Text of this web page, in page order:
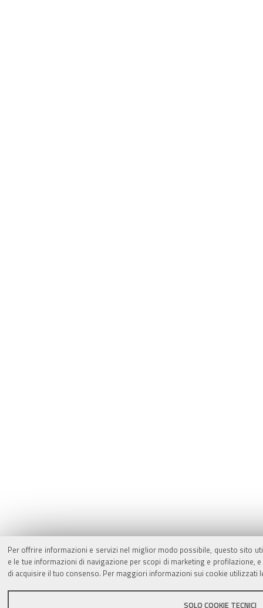
Per offrire informazioni e servizi nel miglior modo possibile, questo sito
e le tue informazioni di navigazione per scopi di marketing e
di acquisire il tuo consenso. Per maggiori informazioni sui cookie utilizzati
SOLO COOKIE TECNICI